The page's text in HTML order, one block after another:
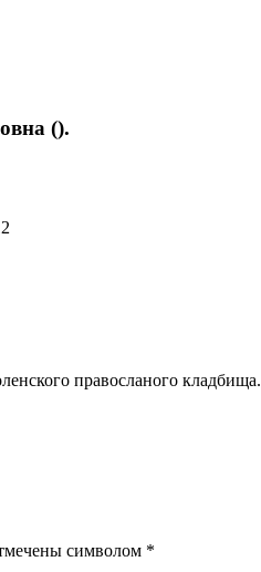
().
правосланого кладбища.
символом *